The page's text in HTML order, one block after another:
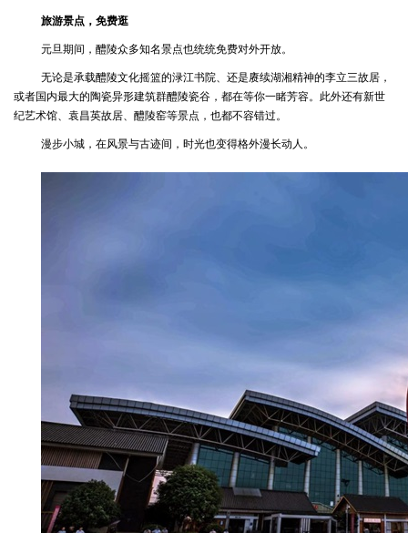
旅游景点，免费逛
元旦期间，醴陵众多知名景点也统统免费对外开放。
无论是承载醴陵文化摇篮的渌江书院、还是赓续湖湘精神的李立三故居，
或者国内最大的陶瓷异形建筑群醴陵瓷谷，都在等你一睹芳容。此外还有新世
纪艺术馆、袁昌英故居、醴陵窑等景点，也都不容错过。
漫步小城，在风景与古迹间，时光也变得格外漫长动人。